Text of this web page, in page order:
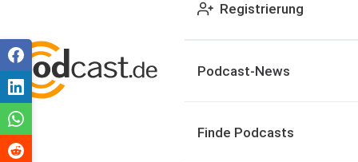
Registrierung
Podcast-News
Finde Podcasts